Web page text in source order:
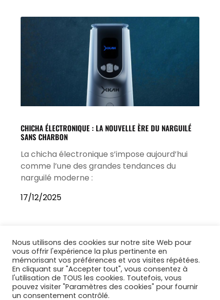
CHICHA ÉLECTRONIQUE : LA NOUVELLE ÈRE DU NARGUILÉ
SANS CHARBON
La chicha électronique s’impose aujourd’hui
comme l’une des grandes tendances du
narguilé moderne :
17/12/2025
Nous utilisons des cookies sur notre site Web pour
vous offrir l'expérience la plus pertinente en
mémorisant vos préférences et vos visites répétées.
En cliquant sur "Accepter tout", vous consentez à
l'utilisation de TOUS les cookies. Toutefois, vous
pouvez visiter "Paramètres des cookies" pour fournir
un consentement contrôlé.